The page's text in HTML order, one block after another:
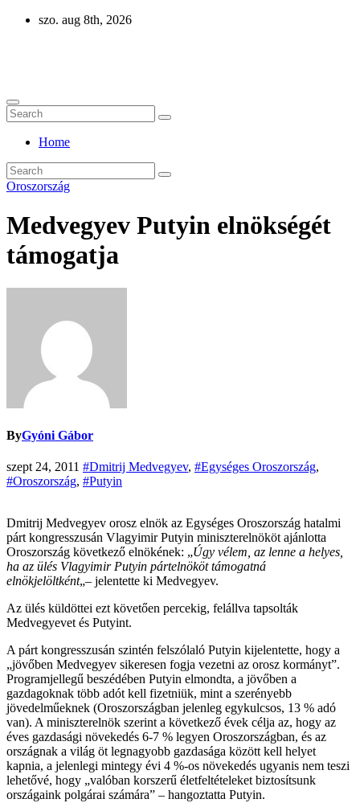
Skip
szo. aug 8th, 2026
Home
Oroszország
Medvegyev Putyin elnökségét
támogatja
ByGyóni Gábor
szept 24, 2011 #Dmitrij Medvegyev, #Egységes Oroszország,
#Oroszország, #Putyin
Dmitrij Medvegyev orosz elnök az Egységes Oroszország hatalmi
párt kongresszusán Vlagyimir Putyin miniszterelnököt ajánlotta
Oroszország következő elnökének: „Úgy vélem, az lenne a helyes,
ha az ülés Vlagyimir Putyin pártelnököt támogatná
elnökjelöltként„– jelentette ki Medvegyev.
Az ülés küldöttei ezt követően percekig, felállva tapsolták
Medvegyevet és Putyint.
A párt kongresszusán szintén felszólaló Putyin kijelentette, hogy a
„jövőben Medvegyev sikeresen fogja vezetni az orosz kormányt”.
Programjellegű beszédében Putyin elmondta, a jövőben a
gazdagoknak több adót kell fizetniük, mint a szerényebb
jövedelműeknek (Oroszországban jelenleg egykulcsos, 13 % adó
van). A miniszterelnök szerint a következő évek célja az, hogy az
éves gazdasági növekedés 6-7 % legyen Oroszországban, és az
országnak a világ öt legnagyobb gazdasága között kell helyet
kapnia, a jelenlegi mintegy évi 4 %-os növekedés ugyanis nem teszi
lehetővé, hogy „valóban korszerű életfeltételeket biztosítsunk
országaink polgárai számára” – hangoztatta Putyin.